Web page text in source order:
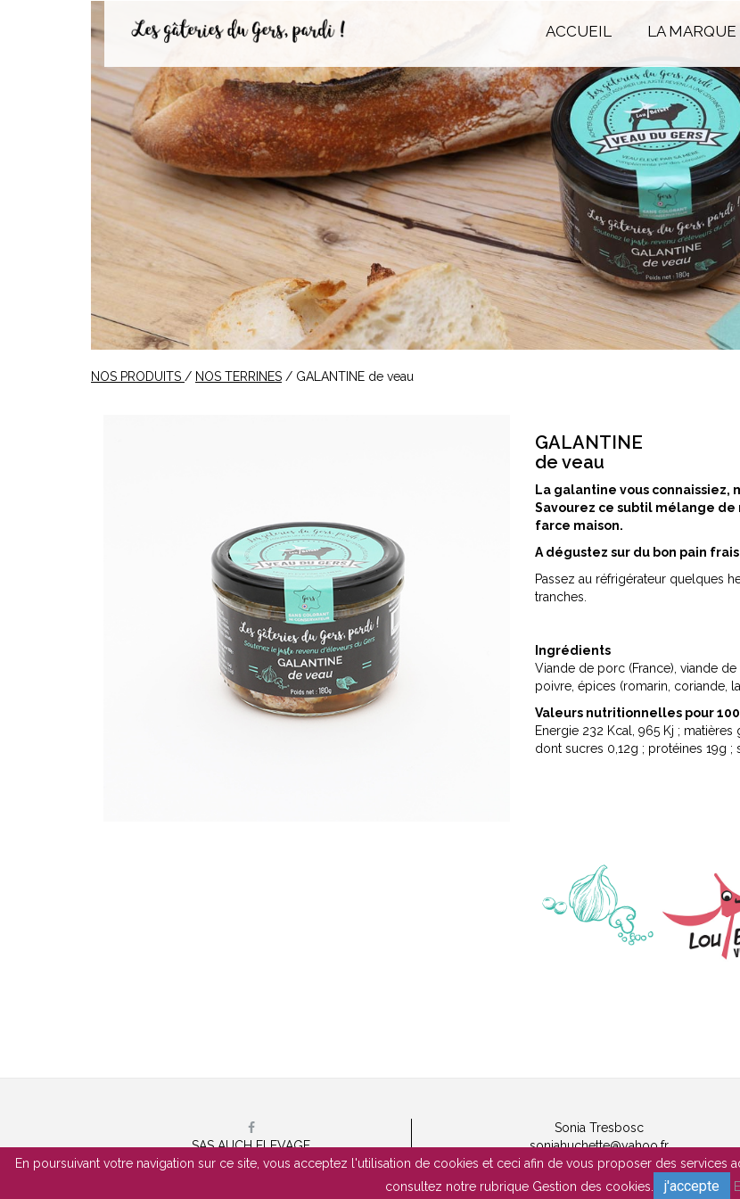
ACCUEIL LA MARQUE
NOS PRODUITS / NOS TERRINES / GALANTINE de veau
GALANTINE
de veau
La galantine vous connaissiez,
Savourez ce subtil mélange de
farce maison.
A dégustez sur du bon pain
Passez au réfrigérateur quelques
tranches.
Ingrédients
Viande de porc (France), viande
poivre, épices (romarin, coriande,
Valeurs nutritionnelles pour
Energie 232 Kcal, 965 Kj ;
dont sucres 0,12g ; protéines 19g ;
SAS AUCH ELEVAGE
32270 MARSAN
Sonia Tresbosc
soniahuchette@yahoo.fr
Tél : 06 31 35 75 45
En poursuivant votre navigation sur ce site, vous acceptez l'utilisation de cookies et ceci afin de vous proposer des services
consultez notre rubrique Gestion des cookies.
j'accepte